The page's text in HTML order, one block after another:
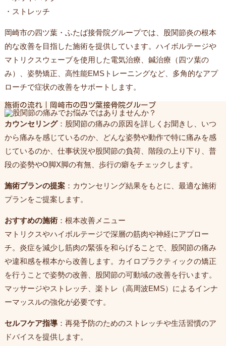
・ストレッチ
岡崎市の四ツ葉・ふたば接骨院グループでは、股関節炎の根本
的な改善を目指した施術を提供しています。ハイボルテージや
マトリクスウェーブを使用した電気治療、鍼治療（四ツ葉の
み）、姿勢矯正、高性能EMSトレーニングなど、多角的なアプ
ローチで症状の改善をサポートします。
施術の流れ｜岡崎市の四ツ葉接骨院グループ
カウンセリング：股関節の痛みの原因を詳しくお聞きし、いつ
から痛みを感じているのか、どんな姿勢や動作で特に痛みを感
じているのか、仕事状況や股関節の負荷、階段の上り下り、普
段の姿勢やO脚X脚の有無、歩行の癖をチェックします。
施術プランの提案：カウンセリング結果をもとに、最適な施術
プランをご提案します。
おすすめの施術：根本改善メニュー
マトリクスやハイボルテージで深層の筋肉や神経にアプロー
チ。炎症を減少し筋肉の緊張を和らげることで、股関節の痛み
や違和感を根本から改善します。カイロプラクティックの矯正
を行うことで姿勢の改善、股関節の可動域の改善を行います。
マッサージやストレッチ、楽トレ（高周波EMS）によるインナ
ーマッスルの強化が必要です。
セルフケア指導：再発予防のためのストレッチや生活習慣のア
ドバイスを提供します。